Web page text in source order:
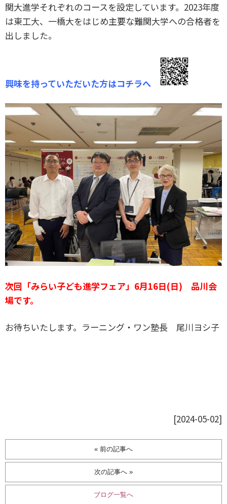
関大進学それぞれのコースを設定しています。2023年度
は東工大、一橋大をはじめ主要な難関大学への合格者を
出しました。
興味を持っていただいた方はコチラへ
次回「みらい子ども進学フェア」6月16日(日) 品川会
場です。
お待ちいたします。ラーニング・ワン塾長 尾川ヨシ子
[2024-05-02]
« 前の記事へ
次の記事へ »
ブログ一覧へ